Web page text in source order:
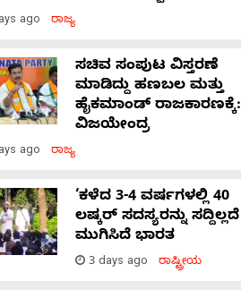
ago ರಾಜ್ಯ
ಸಚಿವ ಸಂಪುಟ ವಿಸ್ತರಣೆ
ಮಾಡಿದ್ದು ಹಣಬಲ ಮತ್ತು
ಹೈಕಮಾಂಡ್ ರಾಜಕಾರಣಕ್ಕೆ:
ವಿಜಯೇಂದ್ರ
ago ರಾಜ್ಯ
‘ಕಳೆದ 3-4 ವರ್ಷಗಳಲ್ಲಿ 40
ಲಷ್ಕರ್ ಸದಸ್ಯರನ್ನು ಸದ್ದಿಲ್ಲದೆ
ಮುಗಿಸಿದೆ ಭಾರತ
3 days ago ರಾಷ್ಟ್ರೀಯ